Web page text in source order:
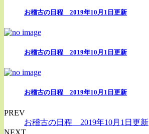
お稽古の日程 2019年10月1日更新
お稽古の日程 2019年10月1日更新
お稽古の日程 2019年10月1日更新
PREV
お稽古の日程 2019年10月1日更新
NEXT